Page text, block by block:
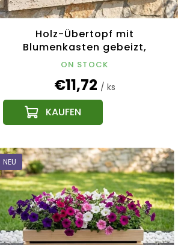
Holz-Übertopf mit
Blumenkasten gebeizt,
61,2x19,6x15cm, tschechisches
ON STOCK
€11,72 / ks
NEU